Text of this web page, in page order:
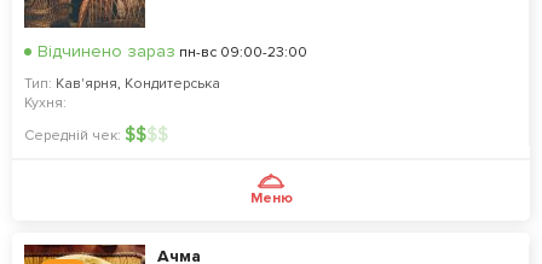
Відчинено зараз пн-вс 09:00-23:00
Тип: Кав'ярня, Кондитерська
Кухня:
Середній чек: $$$$
Меню
Ачма